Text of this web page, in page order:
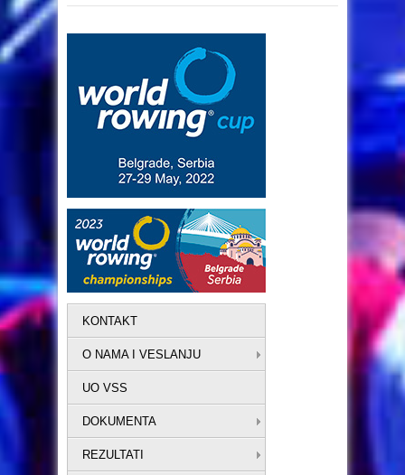
KONTAKT
O NAMA I VESLANJU
UO VSS
DOKUMENTA
REZULTATI